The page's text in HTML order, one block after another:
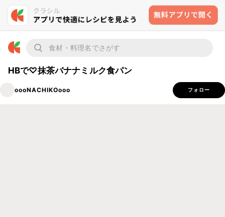
HBで♡抹茶バナナミルク食パン
oooNACHIKOooo フォロー